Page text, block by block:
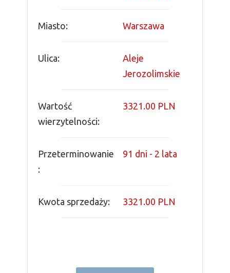
Miasto: Warszawa
Ulica:
Aleje
Jerozolimskie
Wartość
wierzytelności:
3321.00 PLN
Przeterminowanie
:
91 dni - 2 lata
Kwota sprzedaży: 3321.00 PLN